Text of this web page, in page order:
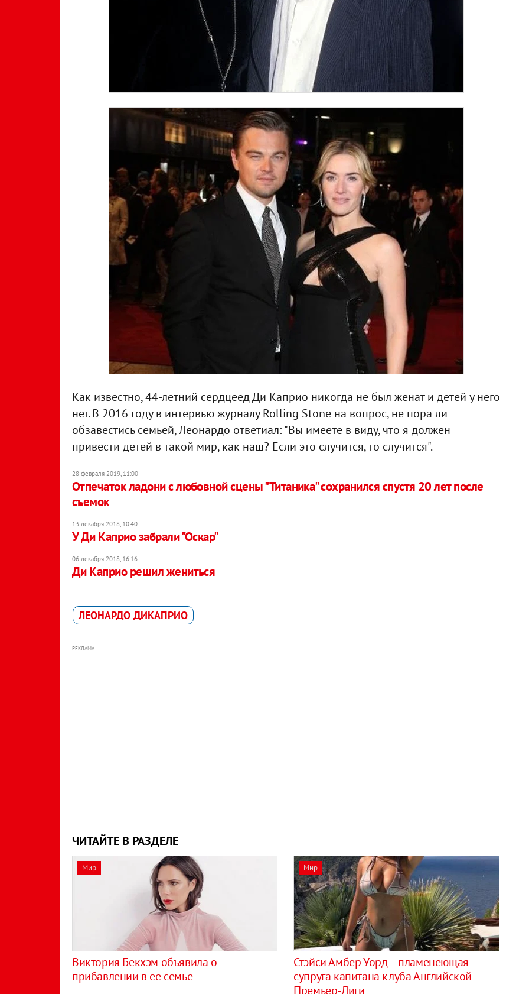
Как известно, 44-летний сердцеед Ди Каприо никогда не был женат и детей у него
нет. В 2016 году в интервью журналу Rolling Stone на вопрос, не пора ли
обзавестись семьей, Леонардо ответиал: "Вы имеете в виду, что я должен
привести детей в такой мир, как наш? Если это случится, то случится".
28 февраля 2019, 11:00
Отпечаток ладони с любовной сцены "Титаника" сохранился спустя 20 лет после
съемок
13 декабря 2018, 10:40
У Ди Каприо забрали "Оскар"
06 декабря 2018, 16:16
Ди Каприо решил жениться
ЛЕОНАРДО ДИКАПРИО
РЕКЛАМА
ЧИТАЙТЕ В РАЗДЕЛЕ
Мир
Виктория Бекхэм объявила о
прибавлении в ее семье
Мир
Стэйси Амбер Уорд – пламенеющая
супруга капитана клуба Английской
Премьер-Лиги